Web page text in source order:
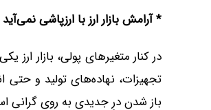
*آرامش بازار ارز با ارزپاشی نمی‌آید
در کنار متغیرهای پولی، بازار ارز
تجهیزات، نهاده‌های تولید و حتی
باز شدن درِ جدیدی به روی گرانی